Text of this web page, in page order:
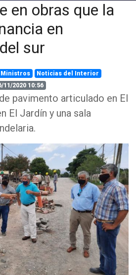
en obras que la
en
sur
Ministros
Noticias del Interior
11/2020 10:56
pavimento articulado en El
El Jardín y una sala